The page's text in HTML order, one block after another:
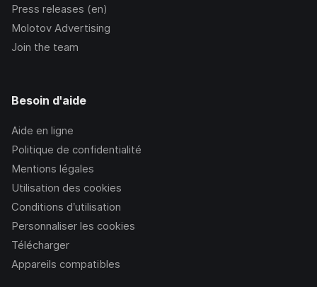
Press releases (en)
Molotov Advertising
Join the team
Besoin d'aide
Aide en ligne
Politique de confidentialité
Mentions légales
Utilisation des cookies
Conditions d’utilisation
Personnaliser les cookies
Télécharger
Appareils compatibles